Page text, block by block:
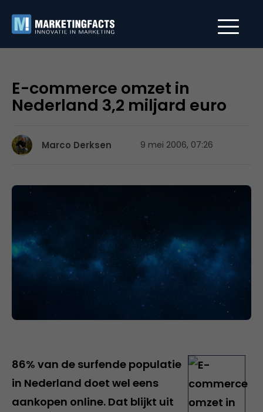
E-commerce omzet in
Nederland 3,2 miljard euro
Marco Derksen 9 mei 2006, 07:26
86% van de surfende populatie
in Nederland doet wel eens
aankopen online. Dat blijkt uit